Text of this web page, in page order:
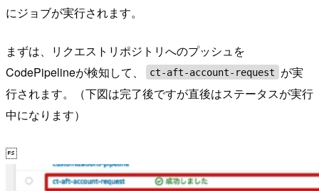
にジョブが実行されます。
まずは、リクエストリポジトリへのプッシュを
CodePipelineが検知して、
ct-aft-account-request
が実
行されます。（下図は完了後ですが直後はステータスが実行
中になります）